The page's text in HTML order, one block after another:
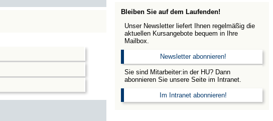
Bleiben Sie auf dem Laufenden!
Unser Newsletter liefert Ihnen regelmäßig die
aktuellen Kursangebote bequem in Ihre
Mailbox.
Newsletter abonnieren!
Sie sind Mitarbeiter:in der HU? Dann
abonnieren Sie unsere Seite im Intranet.
Im Intranet abonnieren!